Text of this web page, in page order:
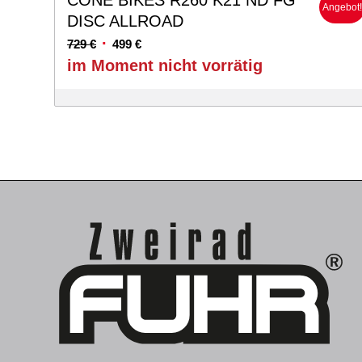
DISC ALLROAD
729€ Ursprünglicher
Preis
499 €Aktueller
Preis
im Moment nicht vorrätig
Angebot!